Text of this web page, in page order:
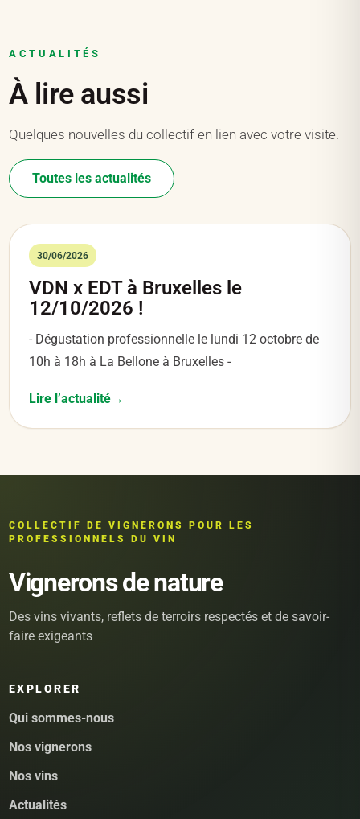
ACTUALITÉS
À lire aussi
Quelques nouvelles du collectif en lien avec votre visite.
Toutes les actualités
30/06/2026
VDN x EDT à Bruxelles le
12/10/2026 !
- Dégustation professionnelle le lundi 12 octobre de
10h à 18h à La Bellone à Bruxelles -
Lire l’actualité
COLLECTIF DE VIGNERONS POUR LES
PROFESSIONNELS DU VIN
Vignerons de nature
Des vins vivants, reflets de terroirs respectés et de savoir-
faire exigeants
EXPLORER
Qui sommes-nous
Nos vignerons
Nos vins
Actualités